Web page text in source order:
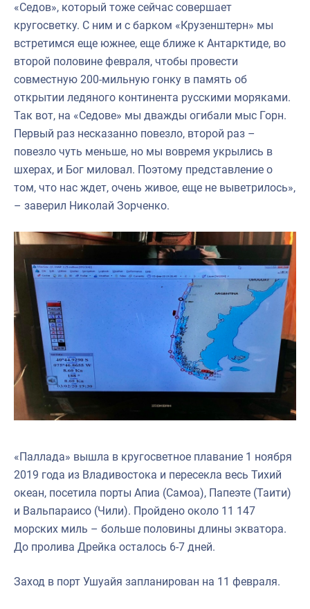
«Седов», который тоже сейчас совершает
кругосветку. С ним и с барком «Крузенштерн» мы
встретимся еще южнее, еще ближе к Антарктиде, во
второй половине февраля, чтобы провести
совместную 200-мильную гонку в память об
открытии ледяного континента русскими моряками.
Так вот, на «Седове» мы дважды огибали мыс Горн.
Первый раз несказанно повезло, второй раз –
повезло чуть меньше, но мы вовремя укрылись в
шхерах, и Бог миловал. Поэтому представление о
том, что нас ждет, очень живое, еще не выветрилось»,
– заверил Николай Зорченко.
«Паллада» вышла в кругосветное плавание 1 ноября
2019 года из Владивостока и пересекла весь Тихий
океан, посетила порты Апиа (Самоа), Папеэте (Таити)
и Вальпараисо (Чили). Пройдено около 11 147
морских миль – больше половины длины экватора.
До пролива Дрейка осталось 6-7 дней.
Заход в порт Ушуайя запланирован на 11 февраля.